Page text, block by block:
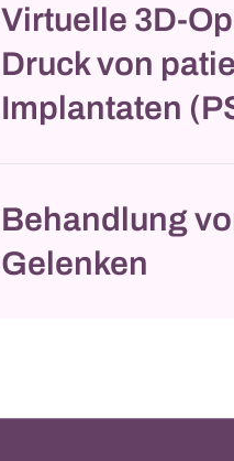
Virtuelle 3D-
Druck von
Implantaten
Behandlung
Gelenken